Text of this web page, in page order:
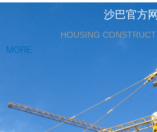
沙巴官方
HOUSING
MORE